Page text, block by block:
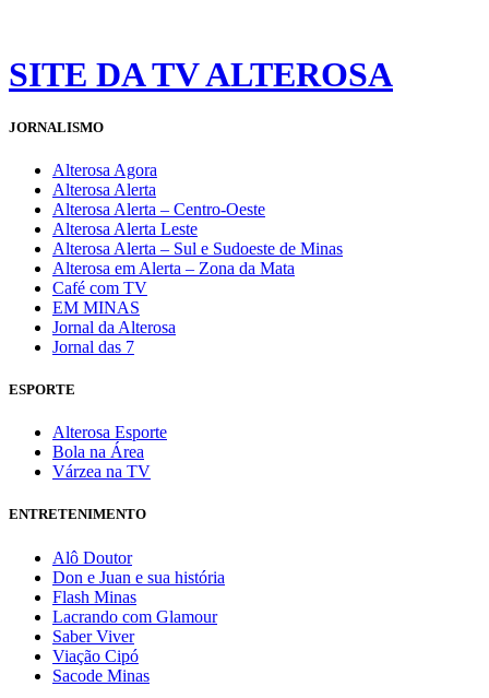
SITE DA TV ALTEROSA
JORNALISMO
Alterosa Agora
Alterosa Alerta
Alterosa Alerta – Centro-Oeste
Alterosa Alerta Leste
Alterosa Alerta – Sul e Sudoeste de Minas
Alterosa em Alerta – Zona da Mata
Café com TV
EM MINAS
Jornal da Alterosa
Jornal das 7
ESPORTE
Alterosa Esporte
Bola na Área
Várzea na TV
ENTRETENIMENTO
Alô Doutor
Don e Juan e sua história
Flash Minas
Lacrando com Glamour
Saber Viver
Viação Cipó
Sacode Minas